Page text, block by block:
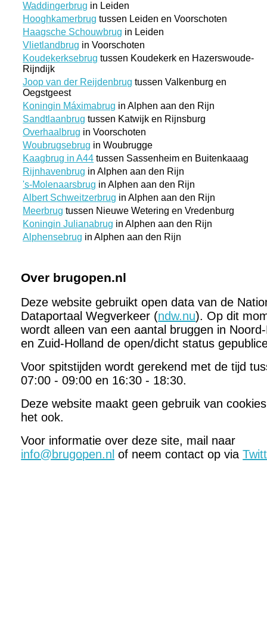
Waddingerbrug in Leiden
Hooghkamerbrug tussen Leiden en Voorschoten
Haagsche Schouwbrug in Leiden
Vlietlandbrug in Voorschoten
Koudekerksebrug tussen Koudekerk en Hazerswoude-
Rijndijk
Joop van der Reijdenbrug tussen Valkenburg en
Oegstgeest
Koningin Máximabrug in Alphen aan den Rijn
Sandtlaanbrug tussen Katwijk en Rijnsburg
Overhaalbrug in Voorschoten
Woubrugsebrug in Woubrugge
Kaagbrug in A44 tussen Sassenheim en Buitenkaaag
Rijnhavenbrug in Alphen aan den Rijn
's-Molenaarsbrug in Alphen aan den Rijn
Albert Schweitzerbrug in Alphen aan den Rijn
Meerbrug tussen Nieuwe Wetering en Vredenburg
Koningin Julianabrug in Alphen aan den Rijn
Alphensebrug in Alphen aan den Rijn
Over brugopen.nl
Deze website gebruikt open data van de
Dataportaal Wegverkeer (ndw.nu). Op dit
wordt alleen van een aantal bruggen in
en Zuid-Holland de open/dicht status
Voor spitstijden wordt gerekend met de tijd
07:00 - 09:00 en 16:30 - 18:30.
Deze website maakt geen gebruik van
het ook.
Voor informatie over deze site, mail naar
info@brugopen.nl of neem contact op via